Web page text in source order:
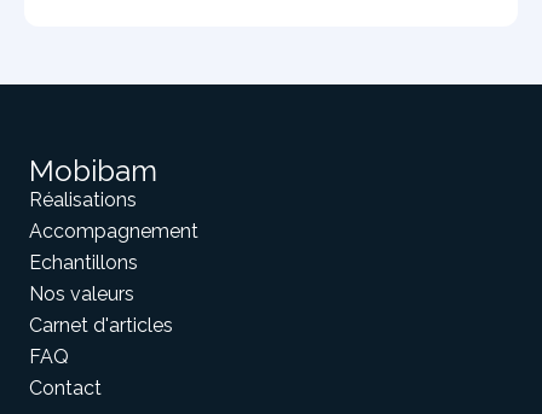
Bibliothèque
Mobibam
Réalisations
Accompagnement
Echantillons
Nos valeurs
Carnet d'articles
FAQ
Contact